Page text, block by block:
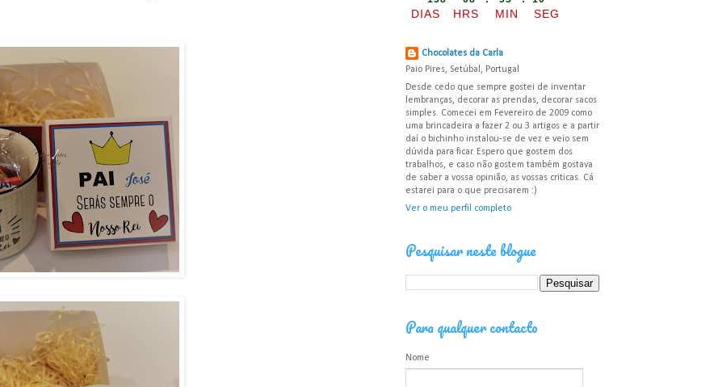
DIAS HRS MIN SEG
Chocolates da Carla
Paio Pires, Setúbal, Portugal
Desde cedo que sempre gostei de inventar
lembranças, decorar as prendas, decorar sacos
simples. Comecei em Fevereiro de 2009 como
uma brincadeira a fazer 2 ou 3 artigos e a partir
daí o bichinho instalou-se de vez e veio sem
dúvida para ficar. Espero que gostem dos
trabalhos, e caso não gostem também gostava
de saber a vossa opinião, as vossas criticas. Cá
estarei para o que precisarem :)
Ver o meu perfil completo
Pesquisar neste blogue
Para qualquer contacto
Nome